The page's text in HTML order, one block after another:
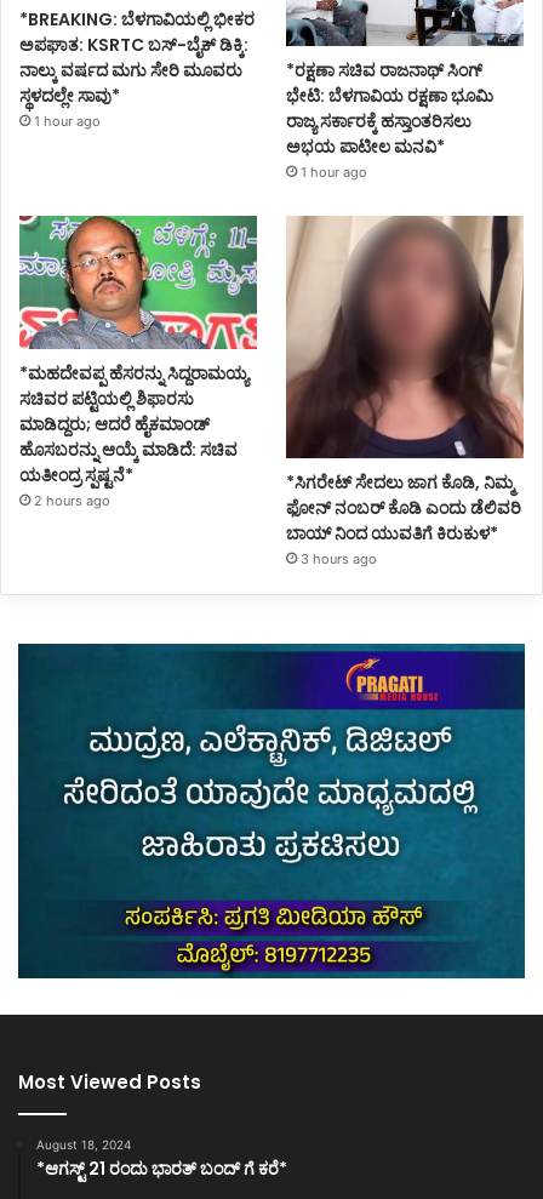
*BREAKING: ಬೆಳಗಾವಿಯಲ್ಲಿ ಭೀಕರ
ಅಪಘಾತ: KSRTC ಬಸ್-ಬೈಕ್ ಡಿಕ್ಕಿ:
ನಾಲ್ಕು ವರ್ಷದ ಮಗು ಸೇರಿ ಮೂವರು
ಸ್ಥಳದಲ್ಲೇ ಸಾವು*
1 hour ago
*ರಕ್ಷಣಾ ಸಚಿವ ರಾಜನಾಥ್ ಸಿಂಗ್
ಭೇಟಿ: ಬೆಳಗಾವಿಯ ರಕ್ಷಣಾ ಭೂಮಿ
ರಾಜ್ಯ ಸರ್ಕಾರಕ್ಕೆ ಹಸ್ತಾಂತರಿಸಲು
ಅಭಯ ಪಾಟೀಲ ಮನವಿ*
1 hour ago
*ಮಹದೇವಪ್ಪ ಹೆಸರನ್ನು ಸಿದ್ದರಾಮಯ್ಯ
ಸಚಿವರ ಪಟ್ಟಿಯಲ್ಲಿ ಶಿಫಾರಸು
ಮಾಡಿದ್ದರು; ಆದರೆ ಹೈಕಮಾಂಡ್
ಹೊಸಬರನ್ನು ಆಯ್ಕೆ ಮಾಡಿದೆ: ಸಚಿವ
ಯತೀಂದ್ರ ಸ್ಪಷ್ಟನೆ*
2 hours ago
*ಸಿಗರೇಟ್ ಸೇದಲು ಜಾಗ ಕೊಡಿ, ನಿಮ್ಮ
ಫೋನ್ ನಂಬರ್ ಕೊಡಿ ಎಂದು ಡೆಲಿವರಿ
ಬಾಯ್ ನಿಂದ ಯುವತಿಗೆ ಕಿರುಕುಳ*
3 hours ago
Most Viewed Posts
August 18, 2024
*ಆಗಸ್ಟ್ 21 ರಂದು ಭಾರತ್‌ ಬಂದ್‌ ಗೆ ಕರೆ*